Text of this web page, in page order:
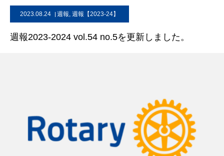
2023.08.24 週報, 週報【2023-24】
週報2023-2024 vol.54 no.5を更新しました。
活動報告
お問い合わせ